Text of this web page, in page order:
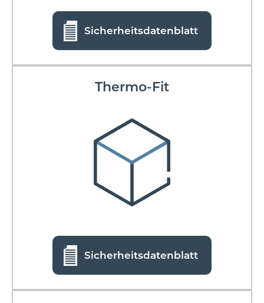
Sicherheitsdatenblatt
Thermo-Fit
Sicherheitsdatenblatt